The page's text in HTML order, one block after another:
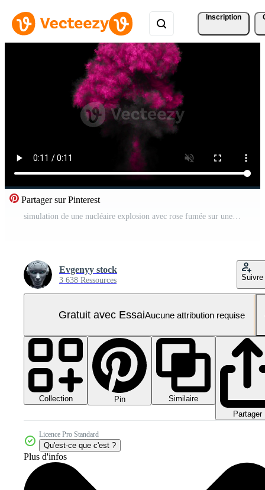
Inscription
Partager sur Pinterest
simulation de une nucléaire explosion avec rose fumée sur une foncé Contexte Vidéo Pro
Evgenyy stock
3 638 Ressources Suivre
Gratuit avec EssaiAucune attribution requise
Collection Pin
Similaire
Partager
Licence Pro Standard
Qu'est-ce que c'est ?
Plus d'infos